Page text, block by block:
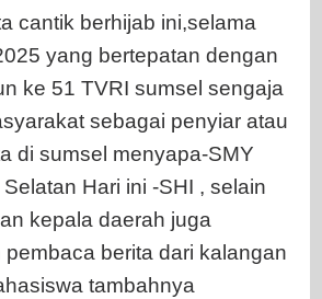
cantik berhijab ini,selama
yang bertepatan dengan
ke 51 TVRI sumsel sengaja
sebagai penyiar atau
di sumsel menyapa-SMY
Hari ini -SHI , selain
kepala daerah juga
berita dari kalangan
tambahnya